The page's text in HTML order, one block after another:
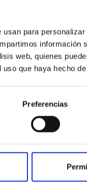
para
información
web, quienes
que haya hecho
Preferencias
supertierra en
por un